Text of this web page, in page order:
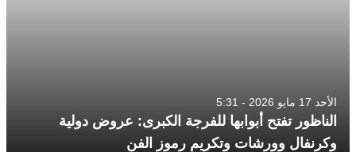
الأحد 17 مايو 2026 - 5:31
الناظور تفتح أبوابها للفرجة الكبرى: عروض دولية
وكرنفال وورشات وتكريم رموز الفن